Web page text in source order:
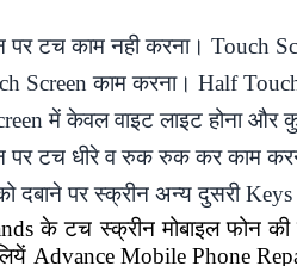
पर टच काम नही करना। Touch
Screen काम करना। Half
में केवल वाइट लाइट होना और
पर टच धीरे व रुक रुक कर काम
दबाने पर स्क्रीन अन्य दुसरी Keys
के टच स्क्रीन मोबाइल फोन की
Advance Mobile Phone